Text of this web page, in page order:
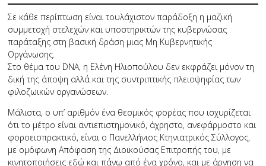
Σε κάθε περίπτωση είναι τουλάχιστον παράδοξη η μαζική
συμμετοχή στελεχών και υποστηρικτών της κυβερνώσας
παράταξης στη βασική δράση μιας Μη Κυβερνητικής
Οργάνωσης.
Στο θέμα του DNA, η Ελένη Ηλιοπούλου δεν εκφράζει μόνον τη
δική της άποψη αλλά και της συντριπτικής πλειοψηφίας των
φιλοζωικών οργανώσεων.
Μάλιστα, ο υπ’ αριθμόν ένα θεσμικός φορέας που ισχυρίζεται
ότι το μέτρο είναι αντιεπιστημονικό, άχρηστο, ανεφάρμοστο και
φοροεισπρακτικό, είναι ο Πανελλήνιος Κτηνιατρικός Σύλλογος,
με ομόφωνη Απόφαση της Διοικούσας Επιτροπής του, με
κινητοποιήσεις εδώ και πάνω από ένα χρόνο, και με άρνηση να